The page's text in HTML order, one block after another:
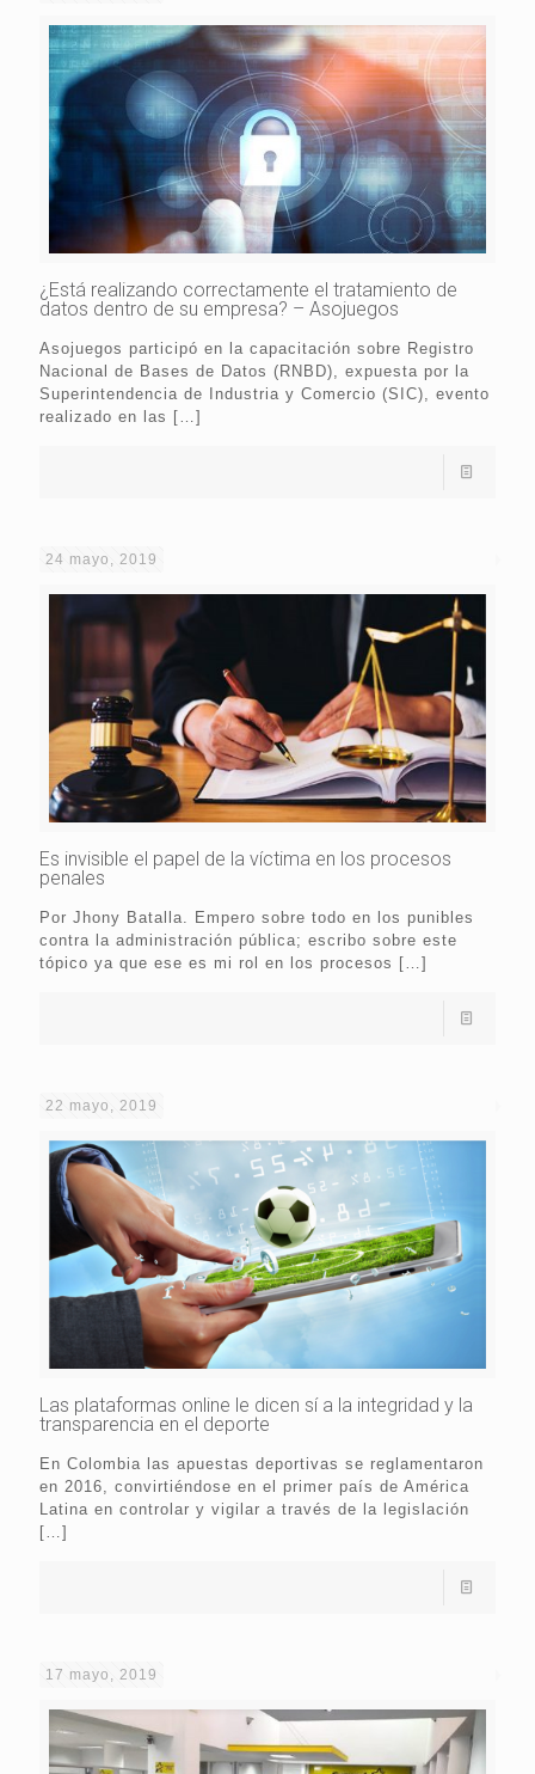
¿Está realizando correctamente el tratamiento de
datos dentro de su empresa? – Asojuegos
Asojuegos participó en la capacitación sobre Registro
Nacional de Bases de Datos (RNBD), expuesta por la
Superintendencia de Industria y Comercio (SIC), evento
realizado en las […]
24 mayo, 2019
Es invisible el papel de la víctima en los procesos
penales
Por Jhony Batalla. Empero sobre todo en los punibles
contra la administración pública; escribo sobre este
tópico ya que ese es mi rol en los procesos […]
22 mayo, 2019
Las plataformas online le dicen sí a la integridad y la
transparencia en el deporte
En Colombia las apuestas deportivas se reglamentaron
en 2016, convirtiéndose en el primer país de América
Latina en controlar y vigilar a través de la legislación
[…]
17 mayo, 2019